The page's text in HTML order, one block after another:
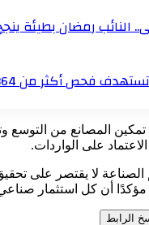
النائب رمضان
طالب ضمن منظومة التأمين الصحي الشامل
المصانع من التوسع
على الواردات.
لا يقتصر على
أن كل استثمار
الرابط